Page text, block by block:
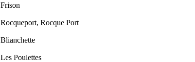
Frison
Rocqueport, Rocque Port
Blianchette
Les Poulettes